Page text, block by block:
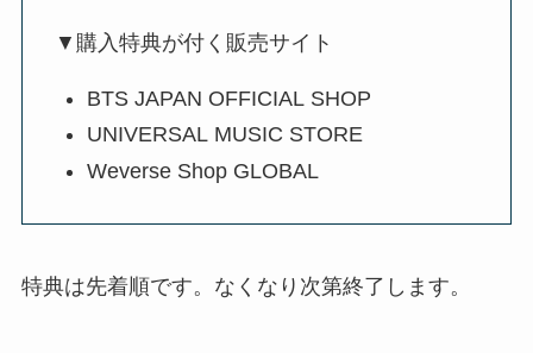
▼購入特典が付く販売サイト
BTS JAPAN OFFICIAL SHOP
UNIVERSAL MUSIC STORE
Weverse Shop GLOBAL
特典は先着順です。なくなり次第終了します。